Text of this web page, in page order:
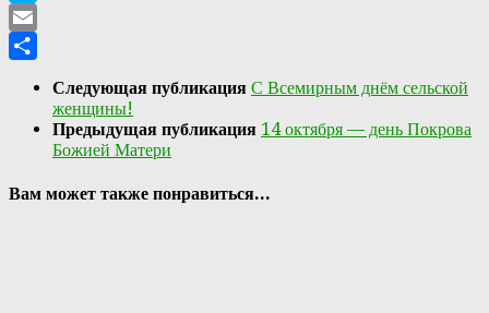
Skype
Email
Следующая публикация С Всемирным днём сельской
женщины!
Предыдущая публикация 14 октября — день Покрова
Божией Матери
Вам может также понравиться...